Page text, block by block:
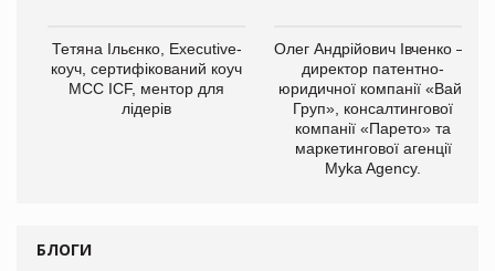
Тетяна Ільєнко, Executive-
коуч, сертифікований коуч
МСС ICF, ментор для
лідерів
Олег Андрійович Івченко —
директор патентно-
юридичної компанії «Вайз
Груп», консалтингової
компанії «Парето» та
маркетингової агенції
Myka Agency.
БЛОГИ